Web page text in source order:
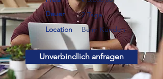
Dauer
Location
2 Tage
Beim Kunden
Unverbindlich anfragen